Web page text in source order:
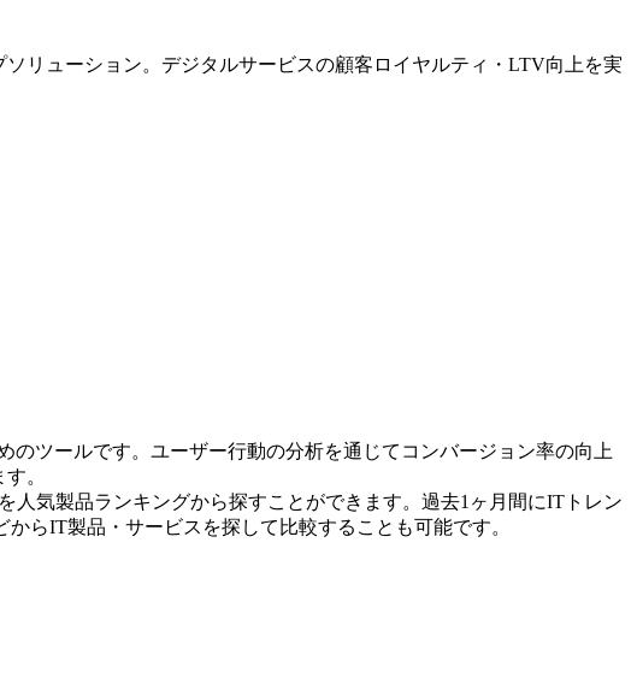
リューション。デジタルサービスの顧客ロイヤルティ・LTV向上を実
ツールです。ユーザー行動の分析を通じてコンバージョン率の向上
。
気製品ランキングから探すことができます。過去1ヶ月間にITトレン
らIT製品・サービスを探して比較することも可能です。